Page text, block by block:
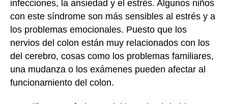
infecciones, la ansiedad y el estrés. Algunos niños
con este síndrome son más sensibles al estrés y a
los problemas emocionales. Puesto que los
nervios del colon están muy relacionados con los
del cerebro, cosas como los problemas familiares,
una mudanza o los exámenes pueden afectar al
funcionamiento del colon.